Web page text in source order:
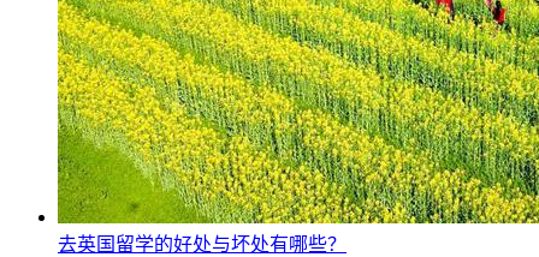
去英国留学的好处与坏处有哪些？